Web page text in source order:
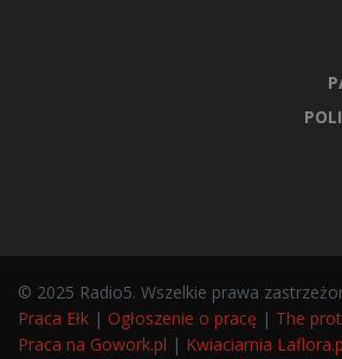
© 2025 Radio5. Wszelkie prawa
Praca Ełk | Ogłoszenie o pracę | The
Praca na Gowork.pl | Kwiaciarnia